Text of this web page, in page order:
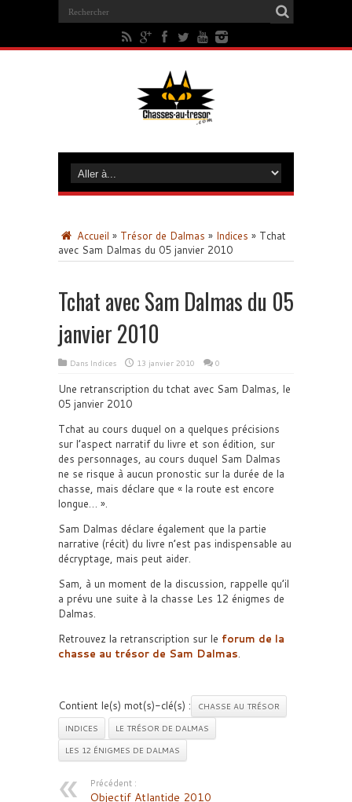
Accueil » Trésor de Dalmas » Indices » Tchat
avec Sam Dalmas du 05 janvier 2010
Tchat avec Sam Dalmas du 05
janvier 2010
Dans Indices 13 janvier 2010 0
Une retranscription du tchat avec Sam Dalmas, le
05 janvier 2010
Tchat au cours duquel on a quelques précisions
sur l’aspect narratif du livre et son édition, sur
des personnages, au cours duquel Sam Dalmas
ne se risque à aucun pronostic sur la durée de la
chasse, mais déclare que « la route est encore
longue… ».
Sam Dalmas déclare également que la partie
narrative (récit) du livre n’est pas indispensable au
décryptage, mais peut aider.
Sam, à un moment de la discussion, rappelle qu’il
a prévu une suite à la chasse Les 12 énigmes de
Dalmas.
Retrouvez la retranscription sur le forum de la
chasse au trésor de Sam Dalmas.
Contient le(s) mot(s)-clé(s) :
CHASSE AU TRÉSOR
INDICES
LE TRÉSOR DE DALMAS
LES 12 ÉNIGMES DE DALMAS
Précédent :
Objectif Atlantide 2010